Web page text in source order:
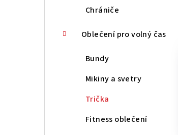
Chrániče
Oblečení pro volný čas
Bundy
Mikiny a svetry
Trička
Fitness oblečení